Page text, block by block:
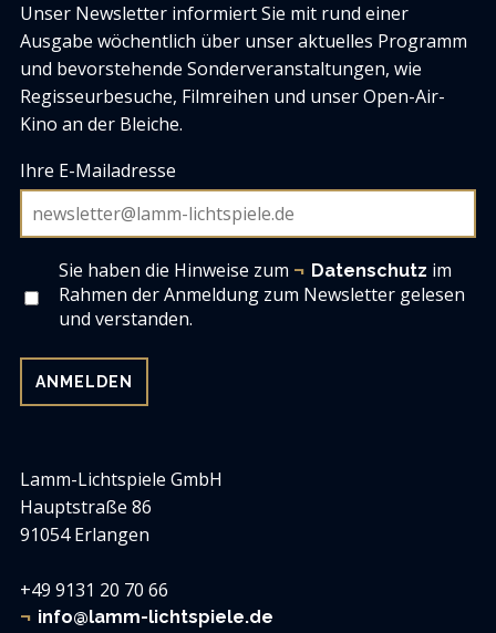
Lamm-Lichtspiele GmbH
Hauptstraße 86
91054 Erlangen
+49 9131 20 70 66
info@lamm-lichtspiele.de
Unser Newsletter informiert Sie mit rund einer
Ausgabe wöchentlich über unser aktuelles Programm
und bevorstehende Sonderveranstaltungen, wie
Regisseurbesuche, Filmreihen und unser Open-Air-
Kino an der Bleiche.
Ihre E-Mailadresse
Sie haben die Hinweise zum Datenschutz im
Rahmen der Anmeldung zum Newsletter gelesen
und verstanden.